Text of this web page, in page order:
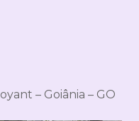
– Goiânia – GO